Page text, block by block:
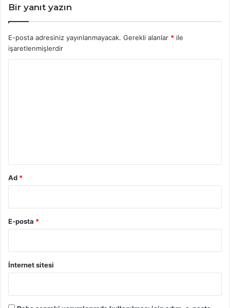
Bir yanıt yazın
E-posta adresiniz yayınlanmayacak. Gerekli alanlar * ile
işaretlenmişlerdir
Ad *
E-posta *
İnternet sitesi